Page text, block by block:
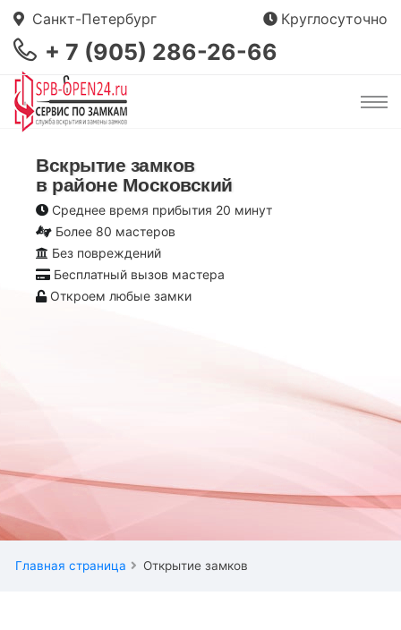
Санкт-Петербург Круглосуточно
+ 7 (905) 286-26-66
Вскрытие замков
в районе Московский
Среднее время прибытия 20 минут
Более 80 мастеров
Без повреждений
Бесплатный вызов мастера
Откроем любые замки
Главная страница Открытие замков